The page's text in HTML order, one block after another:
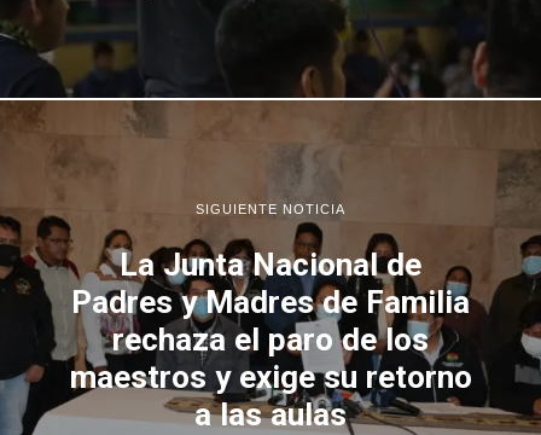
SIGUIENTE NOTICIA
La Junta Nacional de
Padres y Madres de Familia
rechaza el paro de los
maestros y exige su retorno
a las aulas